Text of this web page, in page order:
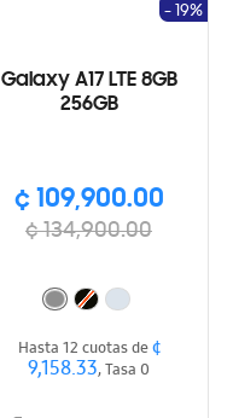
Galaxy A17 LTE 8GB
256GB
¢ 109,900.00
¢ 134,900.00
- 19%
Hasta 12 cuotas de¢
9,158.33, Tasa 0